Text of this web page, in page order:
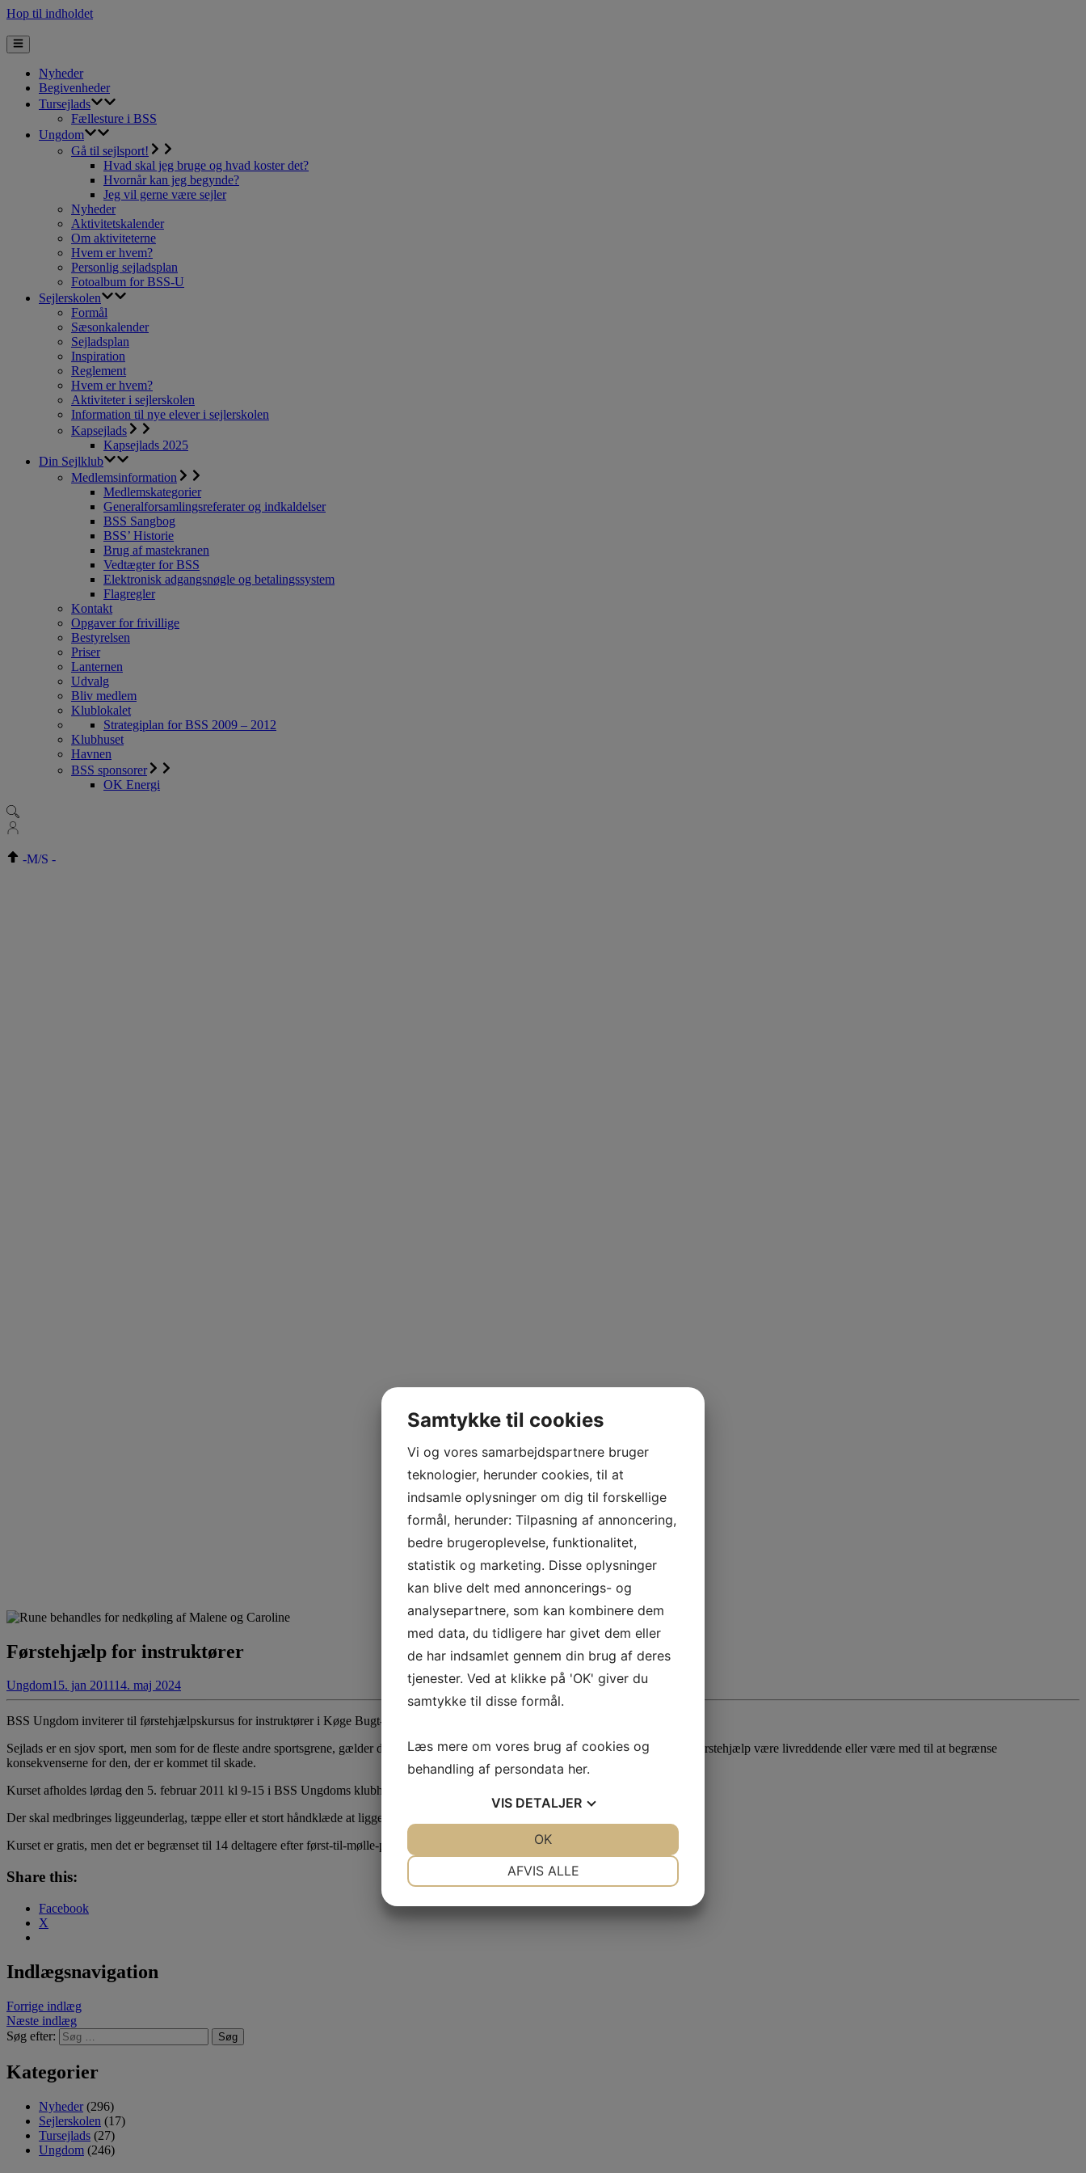
Hop til indholdet
Nyheder
Begivenheder
Tursejlads
Fællesture i BSS
Ungdom
Gå til sejlsport!
Hvad skal jeg bruge og hvad koster det?
Hvornår kan jeg begynde?
Jeg vil gerne være sejler
Nyheder
Aktivitetskalender
Om aktiviteterne
Hvem er hvem?
Personlig sejladsplan
Fotoalbum for BSS-U
Sejlerskolen
Formål
Sæsonkalender
Sejladsplan
Inspiration
Reglement
Hvem er hvem?
Aktiviteter i sejlerskolen
Information til nye elever i sejlerskolen
Kapsejlads
Kapsejlads 2025
Din Sejlklub
Medlemsinformation
Medlemskategorier
Generalforsamlingsreferater og indkaldelser
BSS Sangbog
BSS’ Historie
Brug af mastekranen
Vedtægter for BSS
Elektronisk adgangsnøgle og betalingssystem
Flagregler
Kontakt
Opgaver for frivillige
Bestyrelsen
Priser
Lanternen
Udvalg
Bliv medlem
Klublokalet
Strategiplan for BSS 2009 – 2012
Klubhuset
Havnen
BSS sponsorer
OK Energi
-M/S -
Førstehjælp for instruktører
Ungdom15. jan 201114. maj 2024
BSS Ungdom inviterer til førstehjælpskursus for instruktører i Køge Bugt-kredsen.
Sejlads er en sjov sport, men som for de fleste andre sportsgrene, gælder det også her, at uheldet kan være ude. I sådan en situation kan førstehjælp være livreddende eller være med til at begrænse
konsekvenserne for den, der er kommet til skade.
Kurset afholdes lørdag den 5. februar 2011 kl 9-15 i BSS Ungdoms klubhus. Billedet er fra BSS Ungdoms førstehjælpskursus i 2010.
Der skal medbringes liggeunderlag, tæppe eller et stort håndklæde at ligge på, da der er “øvelser på gulv”.
Kurset er gratis, men det er begrænset til 14 deltagere efter først-til-mølle-princippet. Tilmelding her.
Share this:
Facebook
X
Indlægsnavigation
Forrige indlæg
Næste indlæg
Søg efter:
Kategorier
Nyheder(296)
Sejlerskolen (17)
Tursejlads (27)
Ungdom (246)
Samtykke til cookies
Vi og vores samarbejdspartnere bruger
teknologier, herunder cookies, til at
indsamle oplysninger om dig til forskellige
formål, herunder: Tilpasning af annoncering,
bedre brugeroplevelse, funktionalitet,
statistik og marketing. Disse oplysninger
kan blive delt med annoncerings- og
analysepartnere, som kan kombinere dem
med data, du tidligere har givet dem eller
de har indsamlet gennem din brug af deres
tjenester. Ved at klikke på 'OK' giver du
samtykke til disse formål.
Læs mere om vores brug af cookies og
behandling af persondata her.
VIS DETALJER
AFVIS ALLE
OK